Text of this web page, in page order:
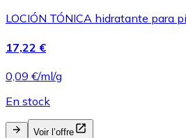
LOCIÓN TÓNICA hidratante para
17,22 €
0,09 €/ml/g
En stock
Voir l’offre